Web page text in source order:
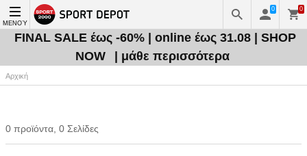
ΜΕΝΟΎ
0 0
FINAL SALE έως -60% | online έως 31.08 | SHOP
NOW
| μάθε περισσότερα
Αρχική
0 προϊόντα, 0 Σελίδες